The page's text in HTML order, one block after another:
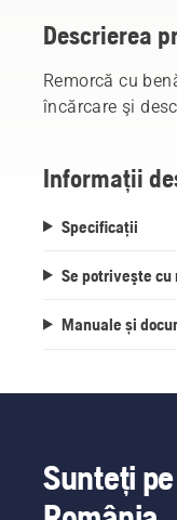
Descrierea
Remorcă cu
încărcare şi
Informații
Specificații
Se potriveşte cu
Manuale și
Sunteți